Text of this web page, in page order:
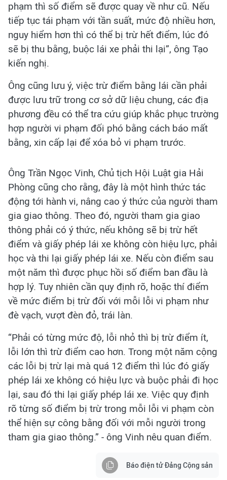
phạm thì số điểm sẽ được quay về như cũ. Nếu
tiếp tục tái phạm với tần suất, mức độ nhiều hơn,
nguy hiểm hơn thì có thể bị trừ hết điểm, lúc đó
sẽ bị thu bằng, buộc lái xe phải thi lại”, ông Tạo
kiến nghị.
Ông cũng lưu ý, việc trừ điểm bằng lái cần phải
được lưu trữ trong cơ sở dữ liệu chung, các địa
phương đều có thể tra cứu giúp khắc phục trường
hợp người vi phạm đối phó bằng cách báo mất
bằng, xin cấp lại để xóa bỏ vi phạm trước.
Ông Trần Ngọc Vinh, Chủ tịch Hội Luật gia Hải
Phòng cũng cho rằng, đây là một hình thức tác
động tới hành vi, nâng cao ý thức của người tham
gia giao thông. Theo đó, người tham gia giao
thông phải có ý thức, nếu không sẽ bị trừ hết
điểm và giấy phép lái xe không còn hiệu lực, phải
học và thi lại giấy phép lái xe. Nếu còn điểm sau
một năm thì được phục hồi số điểm ban đầu là
hợp lý. Tuy nhiên cần quy định rõ, hoặc thí điểm
về mức điểm bị trừ đối với mỗi lỗi vi phạm như
đè vạch, vượt đèn đỏ, trái làn.
“Phải có từng mức độ, lỗi nhỏ thì bị trừ điểm ít,
lỗi lớn thì trừ điểm cao hơn. Trong một năm cộng
các lỗi bị trừ lại mà quá 12 điểm thì lúc đó giấy
phép lái xe không có hiệu lực và buộc phải đi học
lại, sau đó thi lại giấy phép lái xe. Việc quy định
rõ từng số điểm bị trừ trong mỗi lỗi vi phạm còn
thể hiện sự công bằng đối với mỗi người trong
tham gia giao thông.” - ông Vinh nêu quan điểm.
Báo điện tử Đảng Cộng sản